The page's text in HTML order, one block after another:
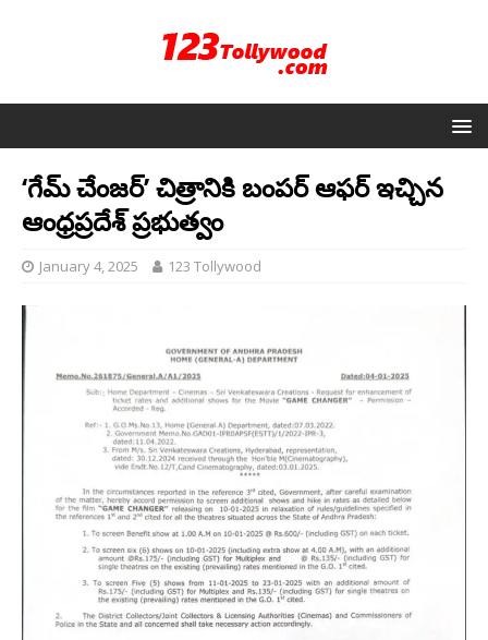
‘గేమ్ చేంజర్’ చిత్రానికి బంపర్ ఆఫర్ ఇచ్చిన
ఆంధ్రప్రదేశ్ ప్రభుత్వం
January 4, 2025 123 Tollywood